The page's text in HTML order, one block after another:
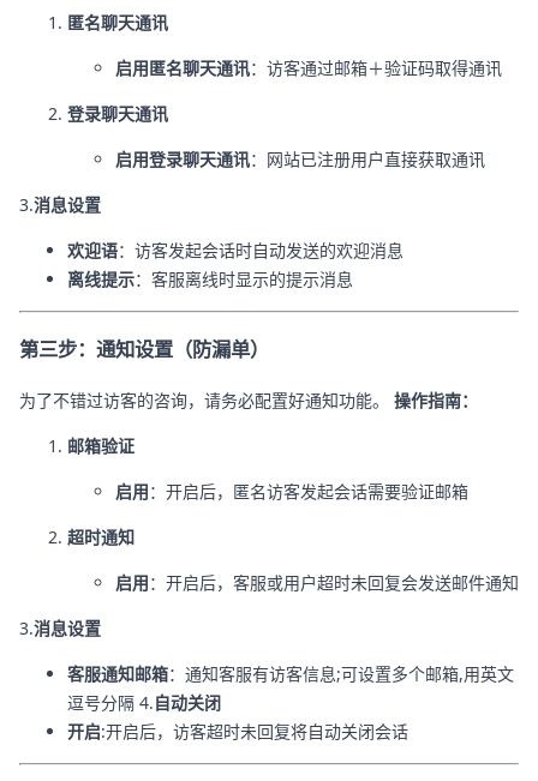
匿名聊天通讯
启用匿名聊天通讯：访客通过邮箱＋验证码取得通讯
登录聊天通讯
启用登录聊天通讯：网站已注册用户直接获取通讯
3.消息设置
欢迎语：访客发起会话时自动发送的欢迎消息
离线提示：客服离线时显示的提示消息
第三步：通知设置（防漏单）
为了不错过访客的咨询，请务必配置好通知功能。 操作指南：
邮箱验证
启用：开启后，匿名访客发起会话需要验证邮箱
超时通知
启用：开启后，客服或用户超时未回复会发送邮件通知
3.消息设置
客服通知邮箱：通知客服有访客信息;可设置多个邮箱,用英文
逗号分隔 4.自动关闭
开启:开启后，访客超时未回复将自动关闭会话